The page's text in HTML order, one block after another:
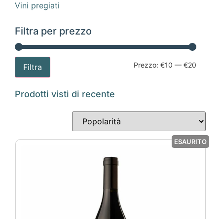
Vini pregiati
Filtra per prezzo
Filtra Prezzo: €10 — €20
Prodotti visti di recente
ESAURITO